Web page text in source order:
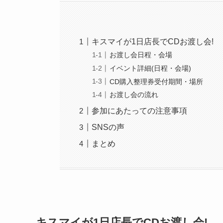
キスマイが1日店長でCDお渡し会!
お渡し会日程・会場
イベント詳細(日程・会場)
CD購入整理券受付期間・場所
お渡し会の流れ
参加にあたっての注意事項
SNSの声
まとめ